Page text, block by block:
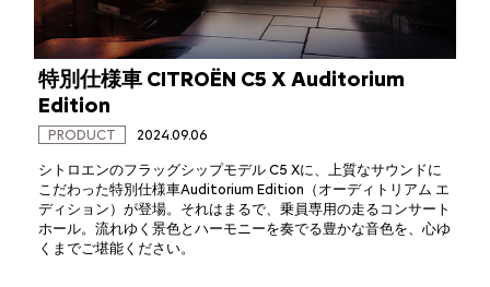
特別仕様車 CITROËN C5 X Auditorium
Edition
PRODUCT 2024.09.06
シトロエンのフラッグシップモデル C5 Xに、上質なサウンドに
こだわった特別仕様車Auditorium Edition（オーディトリアム エ
ディション）が登場。それはまるで、乗員専用の走るコンサート
ホール。流れゆく景色とハーモニーを奏でる豊かな音色を、心ゆ
くまでご堪能ください。